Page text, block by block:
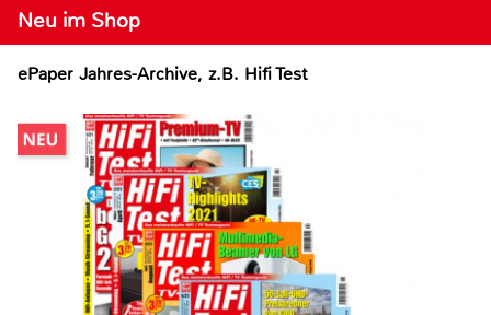
Neu im Shop
ePaper Jahres-Archive, z.B. Hifi Test